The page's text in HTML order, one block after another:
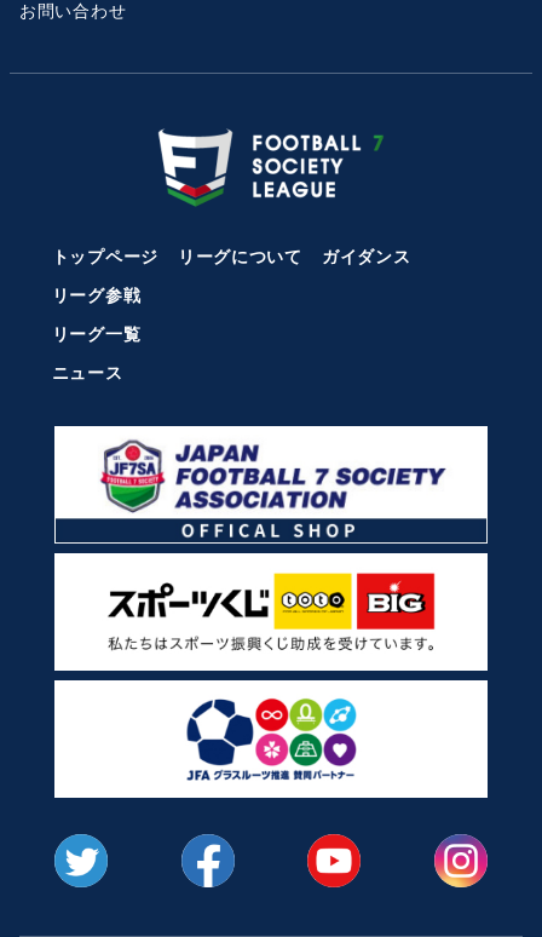
お問い合わせ
トップページ リーグについて
ガイダンス
リーグ参戦
リーグ一覧
ニュース